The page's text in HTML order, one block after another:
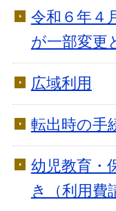
令和６年４
が一部変更
広域利用
転出時の手
幼児教育・
き（利用費